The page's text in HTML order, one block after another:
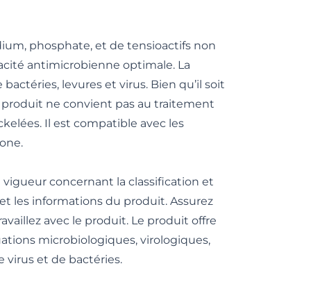
phosphate, et de tensioactifs non
antimicrobienne optimale. La
levures et virus. Bien qu’il soit
ne convient pas au traitement
Il est compatible avec les
vigueur concernant la classification et
les informations du produit. Assurez
avec le produit. Le produit offre
microbiologiques, virologiques,
et de bactéries.